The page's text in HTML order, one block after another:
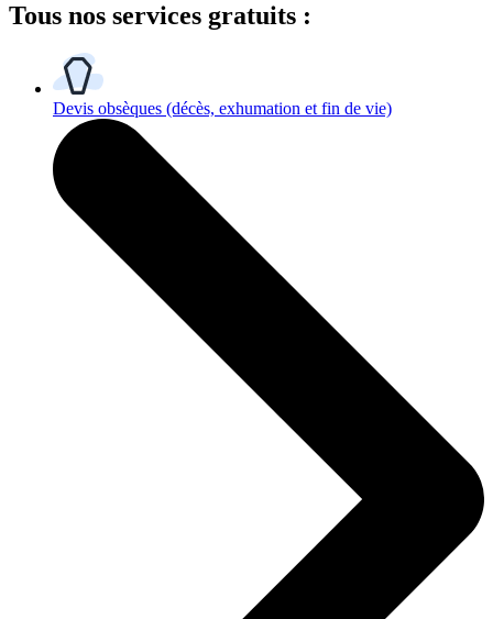
Tous nos services gratuits :
Devis obsèques (décès, exhumation et fin de vie)